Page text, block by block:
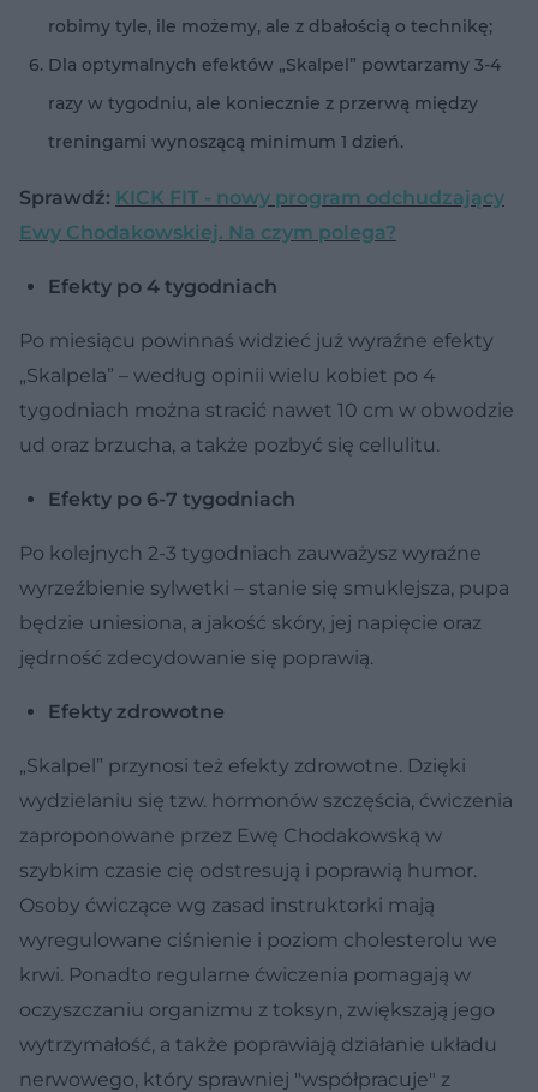
robimy tyle, ile możemy, ale z dbałością o technikę;
Dla optymalnych efektów „Skalpel” powtarzamy 3-4
razy w tygodniu, ale koniecznie z przerwą między
treningami wynoszącą minimum 1 dzień.
Sprawdź: KICK FIT - nowy program odchudzający
Ewy Chodakowskiej. Na czym polega?
Efekty po 4 tygodniach
Po miesiącu powinnaś widzieć już wyraźne efekty
„Skalpela” – według opinii wielu kobiet po 4
tygodniach można stracić nawet 10 cm w obwodzie
ud oraz brzucha, a także pozbyć się cellulitu.
Efekty po 6-7 tygodniach
Po kolejnych 2-3 tygodniach zauważysz wyraźne
wyrzeźbienie sylwetki – stanie się smuklejsza, pupa
będzie uniesiona, a jakość skóry, jej napięcie oraz
jędrność zdecydowanie się poprawią.
Efekty zdrowotne
„Skalpel” przynosi też efekty zdrowotne. Dzięki
wydzielaniu się tzw. hormonów szczęścia, ćwiczenia
zaproponowane przez Ewę Chodakowską w
szybkim czasie cię odstresują i poprawią humor.
Osoby ćwiczące wg zasad instruktorki mają
wyregulowane ciśnienie i poziom cholesterolu we
krwi. Ponadto regularne ćwiczenia pomagają w
oczyszczaniu organizmu z toksyn, zwiększają jego
wytrzymałość, a także poprawiają działanie układu
nerwowego, który sprawniej "współpracuje" z